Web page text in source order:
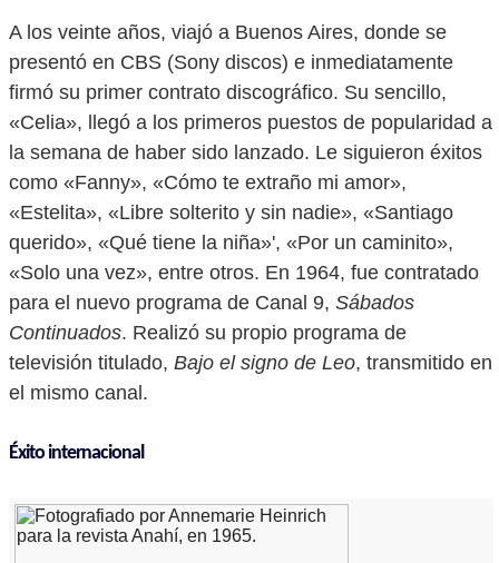
A los veinte años, viajó a Buenos Aires, donde se
presentó en CBS (Sony discos) e inmediatamente
firmó su primer contrato discográfico. Su sencillo,
«Celia», llegó a los primeros puestos de popularidad a
la semana de haber sido lanzado. Le siguieron éxitos
como «Fanny», «Cómo te extraño mi amor»,
«Estelita», «Libre solterito y sin nadie», «Santiago
querido», «Qué tiene la niña»', «Por un caminito»,
«Solo una vez», entre otros. En 1964, fue contratado
para el nuevo programa de Canal 9, Sábados
Continuados. Realizó su propio programa de
televisión titulado, Bajo el signo de Leo, transmitido en
el mismo canal.
Éxito internacional